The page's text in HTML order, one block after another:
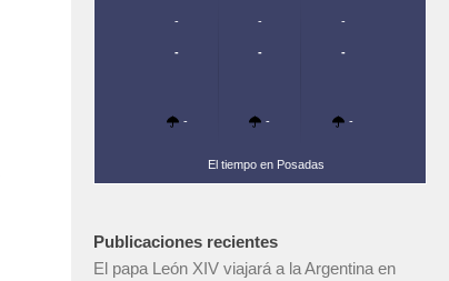
-
-
-
-
-
-
-
-
-
El tiempo en Posadas
Publicaciones recientes
El papa León XIV viajará a la Argentina en